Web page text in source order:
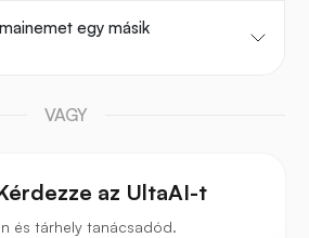
egy másik
VAGY
az UltaAI-t
és tárhely tanácsadód.